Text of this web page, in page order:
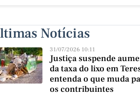
Notícias
31/07/2026 10:11
Justiça suspende
da taxa do lixo em
entenda o que muda
os contribuintes